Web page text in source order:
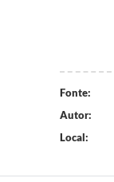
Fonte:
Autor:
Local: